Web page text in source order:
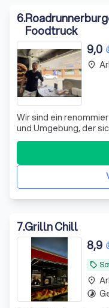
6.
Foodtruck
9,0
Wir sind ein
und Umgebung, der
Qualität und seinen
Unser Angebot
von privaten Feiern in
place
7.Grilln Chill
local_offer
8,9
place
timelapse